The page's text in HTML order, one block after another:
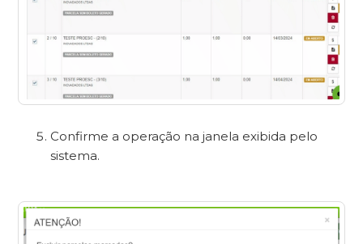
Confirme a operação na janela exibida pelo
sistema.